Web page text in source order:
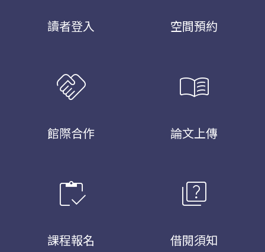
讀者登入 空間預約
handshake
館際合作
menu_book
論文上傳
inventory
課程報名
quiz
借閱須知